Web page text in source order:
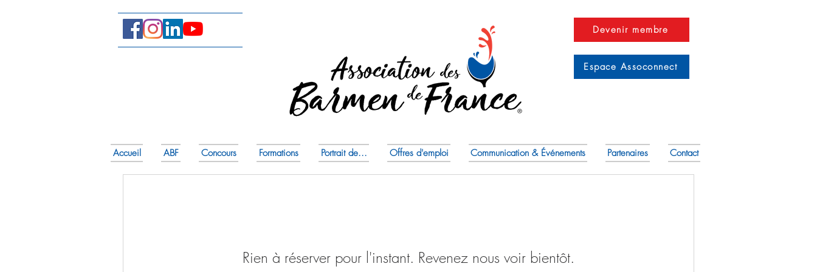
Devenir membre
Espace Assoconnect
Accueil ABF Concours Formations Portrait de... Offres d'emploi Communication & Événements Partenaires Contact
Rien à réserver pour l'instant. Revenez nous voir bientôt.